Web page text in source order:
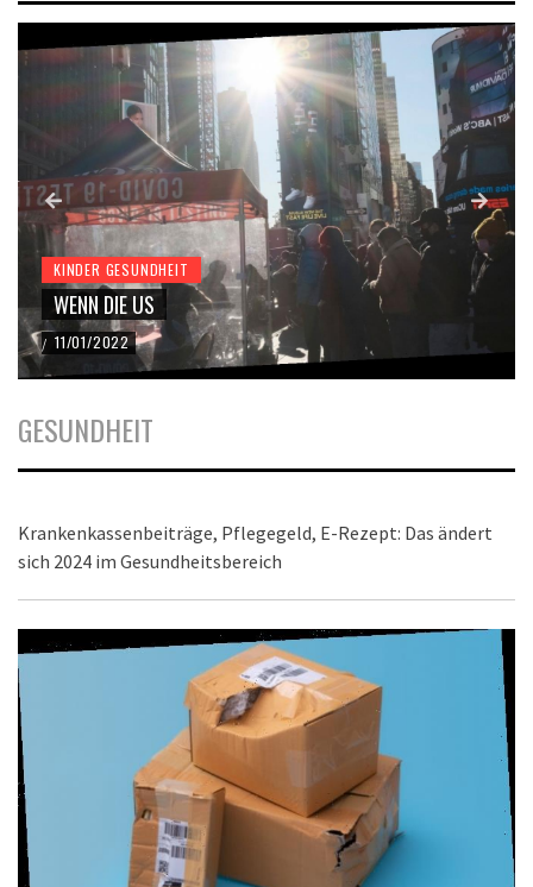
KINDER GESUNDHEIT
WENN DIE US
/ 11/01/2022
GESUNDHEIT
Krankenkassenbeiträge, Pflegegeld, E-Rezept: Das ändert
sich 2024 im Gesundheitsbereich